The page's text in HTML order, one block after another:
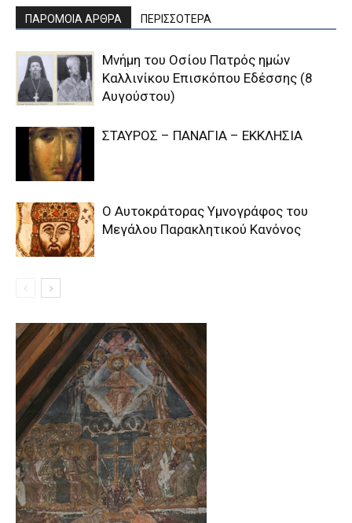
ΠΑΡΟΜΟΙΑ ΑΡΘΡΑ ΠΕΡΙΣΣΟΤΕΡΑ
Μνήμη του Οσίου Πατρός ημών
Καλλινίκου Επισκόπου Εδέσσης (8
Αυγούστου)
ΣΤΑΥΡΟΣ – ΠΑΝΑΓΙΑ – ΕΚΚΛΗΣΙΑ
Ο Αυτοκράτορας Υμνογράφος του
Μεγάλου Παρακλητικού Κανόνος